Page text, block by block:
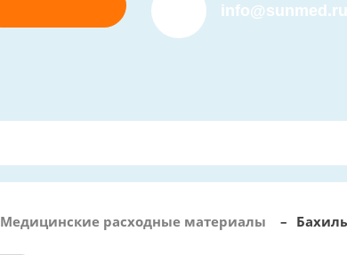
info@sunmed.ru
Медицинские расходные материалы –